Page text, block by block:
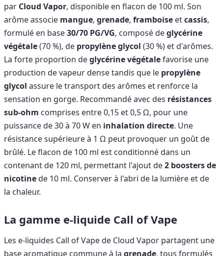
par Cloud Vapor, disponible en flacon de 100 ml. Son
arôme associe mangue, grenade, framboise etcassis,
formulé en base30/70 PG/VG, composé deglycérine
végétale(70 %), de propylène glycol (30 %) et d'arômes.
La forte proportion deglycérine végétalefavorise une
production de vapeur dense tandis que le propylène
glycol assure le transport des arômes et renforce la
sensation en gorge. Recommandé avec des résistances
sub-ohm comprises entre 0,15 et 0,5 Ω, pour une
puissance de 30 à 70 W en inhalation directe. Une
résistance supérieure à 1 Ω peut provoquer un goût de
brûlé. Le flacon de 100 ml est conditionné dans un
contenant de 120 ml, permettant l'ajout de2 boosters de
nicotinede 10 ml. Conserver à l'abri de la lumière et de
la chaleur.
La gamme e-liquide Call of Vape
Les e-liquides Call of Vape de Cloud Vapor partagent une
base aromatique commune à la grenade, tous formulés